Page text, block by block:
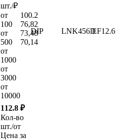
шт./₽
от
100
от
500
от
1000
от
3000
от
10000
100.2
76,82
73,48
70,14
DIP LNK456DEF12.6
112.8 ₽
Кол-во
шт./от
Цена за